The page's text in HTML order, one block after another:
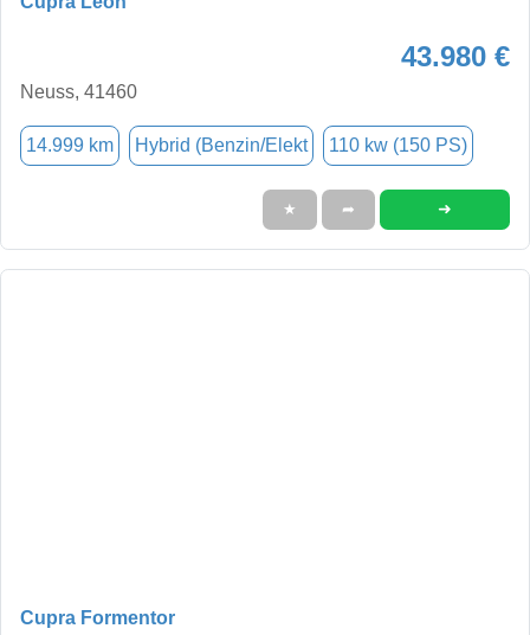
43.980 €
Neuss, 41460
14.999 km Hybrid (Benzin/Elekt 110 kw (150 PS)
★ ➦ ➜
Cupra Formentor